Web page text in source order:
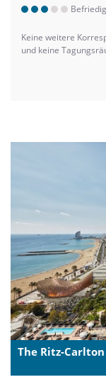
Keine weitere
und keine
The Ritz-